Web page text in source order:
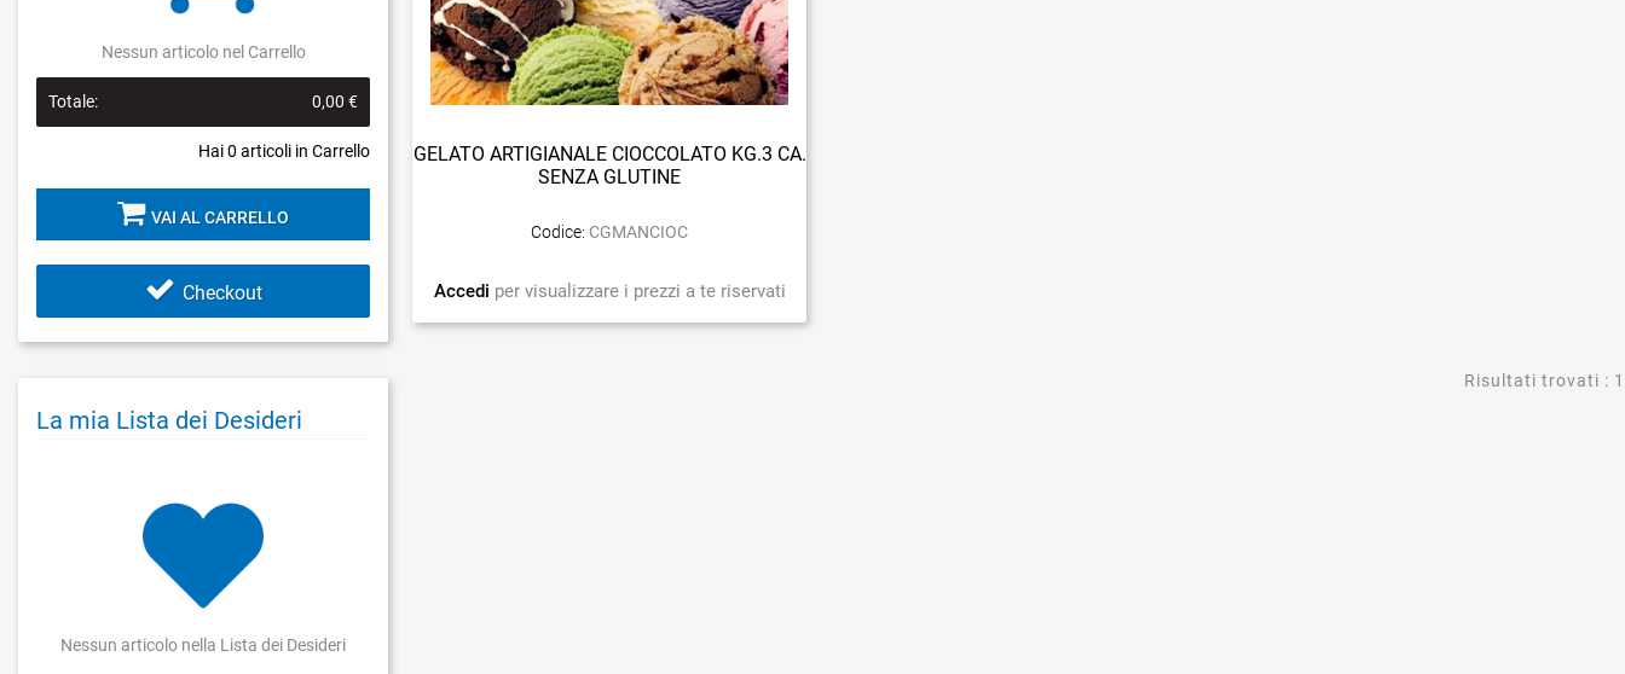
Nessun articolo nel Carrello
Hai0 articoli in Carrello
Totale: 0,00 €
VAI AL CARRELLO
Checkout
La mia Lista dei Desideri
Nessun articolo nella Lista dei Desideri
GELATO ARTIGIANALE CIOCCOLATO KG.3 CA.
SENZA GLUTINE
Codice: CGMANCIOC
Accedi per visualizzare i prezzi a te riservati
Risultati trovati : 1